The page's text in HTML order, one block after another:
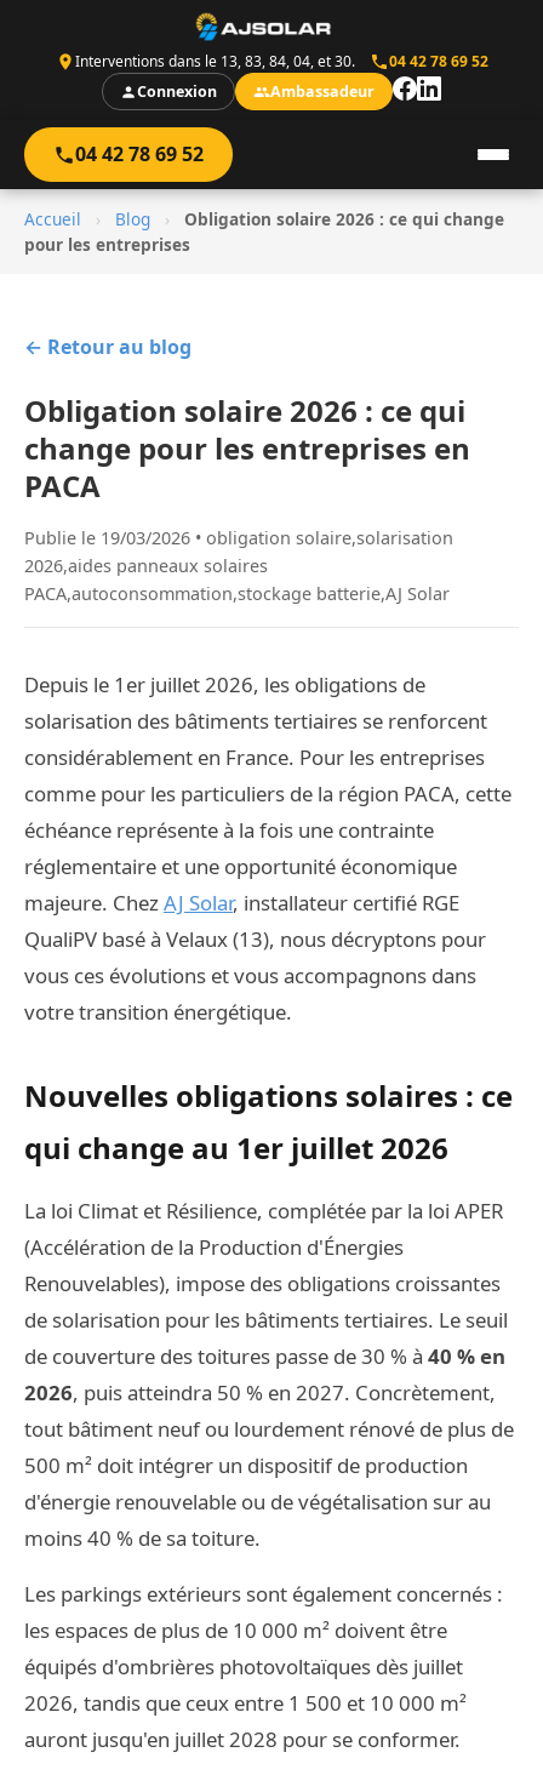
Interventions dans le 13, 83, 84, 04, et 30.
04 42 78 69 52
Connexion
Ambassadeur
04 42 78 69 52
Accueil › Blog ›
Obligation solaire 2026 : ce qui change
pour les entreprises
← Retour au blog
Obligation solaire 2026 : ce qui
change pour les entreprises en
PACA
Publie le 19/03/2026 • obligation solaire,solarisation
2026,aides panneaux solaires
PACA,autoconsommation,stockage batterie,AJ Solar
Depuis le 1er juillet 2026, les obligations de
solarisation des bâtiments tertiaires se renforcent
considérablement en France. Pour les entreprises
comme pour les particuliers de la région PACA, cette
échéance représente à la fois une contrainte
réglementaire et une opportunité économique
majeure. ChezAJ Solar, installateur certifié RGE
QualiPV basé à Velaux (13), nous décryptons pour
vous ces évolutions et vous accompagnons dans
votre transition énergétique.
Nouvelles obligations solaires : ce
qui change au 1er juillet 2026
La loi Climat et Résilience, complétée par la loi APER
(Accélération de la Production d'Énergies
Renouvelables), impose des obligations croissantes
de solarisation pour les bâtiments tertiaires. Le seuil
de couverture des toitures passe de 30 % à 40 % en
2026, puis atteindra 50 % en 2027. Concrètement,
tout bâtiment neuf ou lourdement rénové de plus de
500 m² doit intégrer un dispositif de production
d'énergie renouvelable ou de végétalisation sur au
moins 40 % de sa toiture.
Les parkings extérieurs sont également concernés :
les espaces de plus de 10 000 m² doivent être
équipés d'ombrières photovoltaïques dès juillet
2026, tandis que ceux entre 1 500 et 10 000 m²
auront jusqu'en juillet 2028 pour se conformer.